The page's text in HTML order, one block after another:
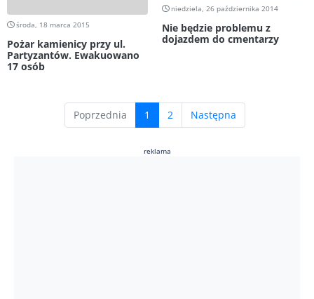
środa, 18 marca 2015
Pożar kamienicy przy ul.
Partyzantów. Ewakuowano
17 osób
niedziela, 26 października 2014
Nie będzie problemu z
dojazdem do cmentarzy
Poprzednia 1 (current)
2 Następna
reklama